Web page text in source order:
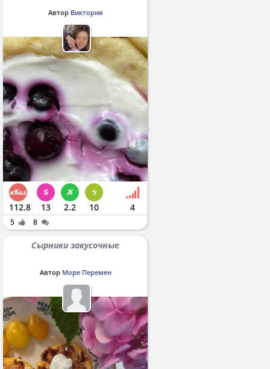
Автор Виктория
112.8 13 2.2 10 4
5 8
Сырники закусочные
Автор Море Перемен